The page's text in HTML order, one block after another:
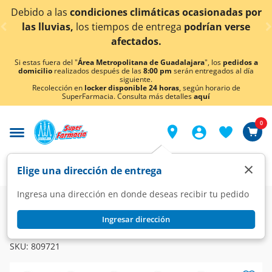
< div class="carousel-inner">
condiciones climáticas ocasionadas por
los tiempos de entregapodrían verse
¡Ahora
Si estas fuera del "Área Metropolitana de Guadalajara", los pedidos a
domicilio realizados después de las8:00 pm serán entregados al día
siguiente.
Recolección en locker disponible 24 horas, según horario de
SuperFarmacia. Consulta más detallesaquí
Elige una dirección de entrega
Ingresa una dirección en donde deseas recibir tu pedido
Ingresar dirección
×
0
Super Alimentos Dulcería Dulces
Ositos de Gomita Candy Mandy con Valentina, 65 gr.
SKU: 809721